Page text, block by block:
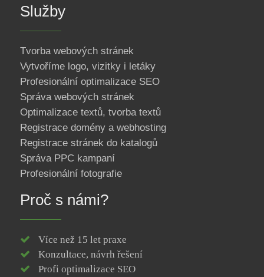
Služby
Tvorba webových stránek
Vytvoříme logo, vizitky i letáky
Profesionální optimalizace SEO
Správa webových stránek
Optimalizace textů, tvorba textů
Registrace domény a webhosting
Registrace stránek do katalogů
Správa PPC kampaní
Profesionální fotografie
Proč s námi?
Více než 15 let praxe
Konzultace, návrh řešení
Profi optimalizace SEO